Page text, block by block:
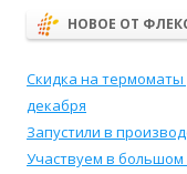
НОВОЕ ОТ
Скидка на термоматы
декабря
Запустили в
Участвуем в большом